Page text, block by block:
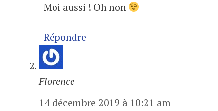
Moi aussi ! Oh non
Répondre
Florence
14 décembre 2019 à 10:21 am